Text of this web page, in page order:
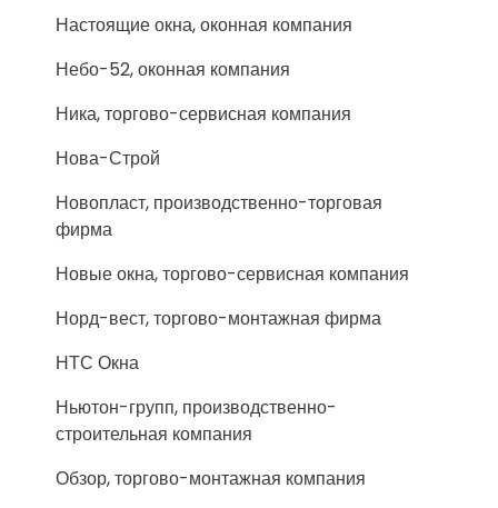
Настоящие окна, оконная компания
Небо-52, оконная компания
Ника, торгово-сервисная компания
Нова-Строй
Новопласт, производственно-торговая
фирма
Новые окна, торгово-сервисная компания
Норд-вест, торгово-монтажная фирма
НТС Окна
Ньютон-групп, производственно-
строительная компания
Обзор, торгово-монтажная компания